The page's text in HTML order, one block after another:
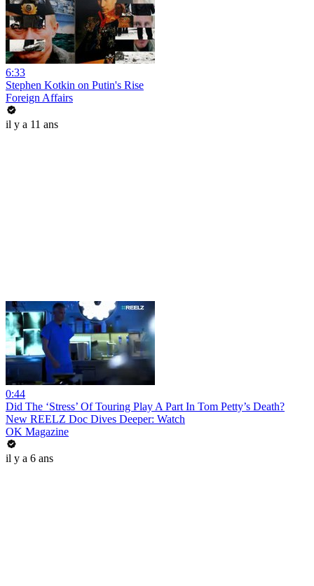
6:33
Stephen Kotkin on Putin's Rise
Foreign Affairs
il y a 11 ans
0:44
Did The ‘Stress’ Of Touring Play A Part In Tom Petty’s Death?
New REELZ Doc Dives Deeper: Watch
OK Magazine
il y a 6 ans